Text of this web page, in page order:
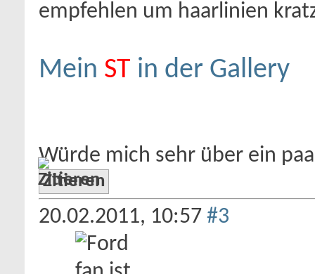
empfehlen um haarlinien
Mein ST in der Gallery
Würde mich sehr über ein
Zitieren
20.02.2011, 10:57 #3